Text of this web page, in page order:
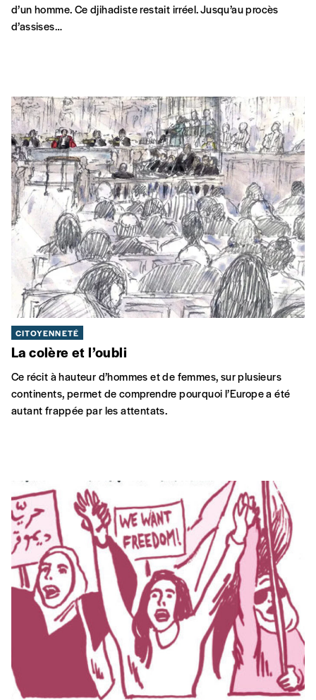
d’un homme. Ce djihadiste restait irréel. Jusqu’au procès
d’assises…
CITOYENNETÉ
La colère et l’oubli
Ce récit à hauteur d’hommes et de femmes, sur plusieurs
continents, permet de comprendre pourquoi l’Europe a été
autant frappée par les attentats.